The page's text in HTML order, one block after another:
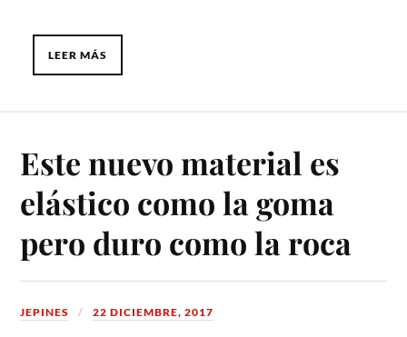
LEER MÁS
Este nuevo material es
elástico como la goma
pero duro como la roca
JEPINES 22 DICIEMBRE, 2017